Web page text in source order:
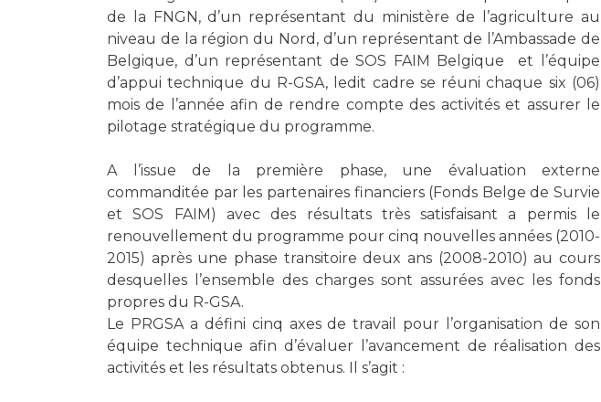
de la FNGN, d’un représentant du ministère de l’agriculture au
niveau de la région du Nord, d’un représentant de l’Ambassade de
Belgique, d’un représentant de SOS FAIM Belgique et l’équipe
d’appui technique du R-GSA, ledit cadre se réuni chaque six (06)
mois de l’année afin de rendre compte des activités et assurer le
pilotage stratégique du programme.
A l’issue de la première phase, une évaluation externe
commanditée par les partenaires financiers (Fonds Belge de Survie
et SOS FAIM) avec des résultats très satisfaisant a permis le
renouvellement du programme pour cinq nouvelles années (2010-
2015) après une phase transitoire deux ans (2008-2010) au cours
desquelles l’ensemble des charges sont assurées avec les fonds
propres du R-GSA.
Le PRGSA a défini cinq axes de travail pour l’organisation de son
équipe technique afin d’évaluer l’avancement de réalisation des
activités et les résultats obtenus. Il s’agit :